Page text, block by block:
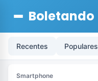
Boletando
Recentes Populares
Smartphone